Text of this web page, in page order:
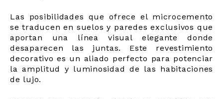
Las posibilidades que ofrece el microcemento
se traducen en suelos y paredes exclusivos que
aportan una línea visual elegante donde
desaparecen las juntas. Este revestimiento
decorativo es un aliado perfecto para potenciar
la amplitud y luminosidad de las habitaciones
de lujo.